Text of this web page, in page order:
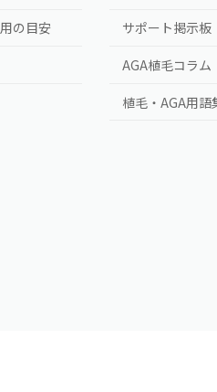
の目安 サポート掲示板
AGA植毛コラム
植毛・AGA用語